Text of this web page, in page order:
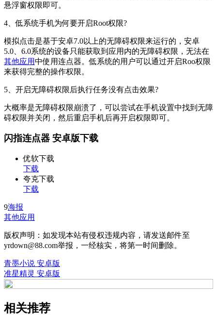
悬浮窗权限即可。
4、低系统手机为何要开启Root权限?
模拟点击是基于安卓7.0以上的无障碍权限来运行的，安卓
5.0、6.0系统的设备只能获取到应用内的无障碍权限，无法在
其他应用中使用连点器。低系统的用户可以通过开启Roo权限
来获得完整的操作权限。
5、开启无障碍权限后执行任务没有点击效果?
大概率是无障碍权限崩溃了，可以尝试在手机设置中找到无障
碍权限并关闭，然后重启手机后再开启权限即可。
闪指连点器 安卓版下载
优软下载
下载
夸克下载
下载
9海报
其他应用
版权声明：如发现本站有侵权违规内容，请发送邮件至
yrdown@88.com举报，一经核实，将第一时间删除。
青墨小说 安卓版
准星精灵 安卓版
相关推荐